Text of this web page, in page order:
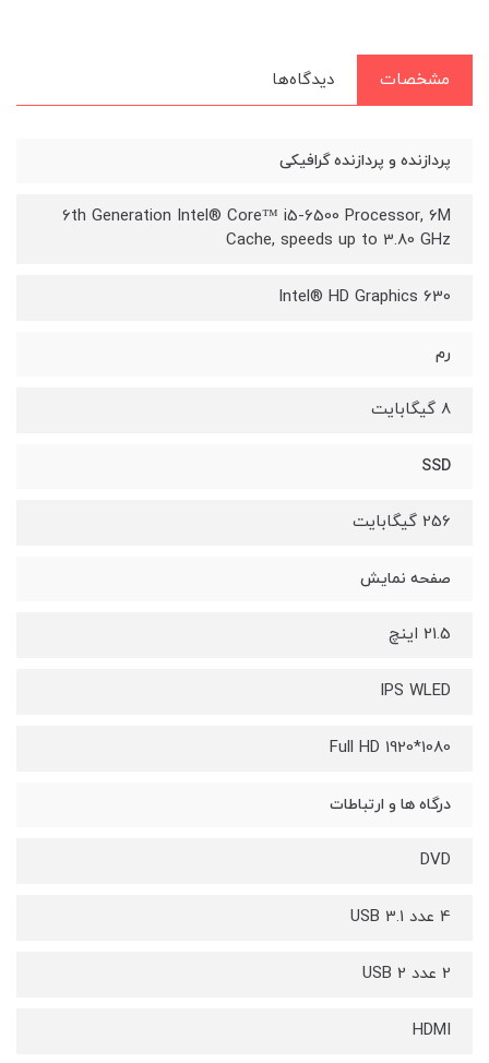
مشخصات دیدگاه‌ها
پردازنده و پردازنده گرافیکی
6th Generation Intel® Core™ i5-6500 Processor, 6M
Cache, speeds up to 3.80 GHz
Intel® HD Graphics 630
رم
8 گیگابایت
SSD
256 گیگابایت
صفحه نمایش
21.5 اینچ
IPS WLED
Full HD 1920*1080
درگاه ها و ارتباطات
DVD
4 عدد USB 3.1
2 عدد USB 2
HDMI